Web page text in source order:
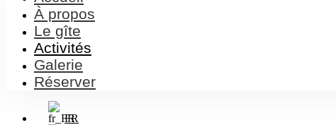
À propos
Le gîte
Activités
Galerie
Réserver
FR